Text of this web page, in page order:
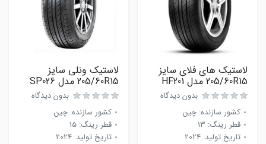
لاستیک های فلای سایز
205/60R15 مدل HF201
بدون دیدگاه
کشور سازنده: چین
قطر رینگ:
13
تاریخ تولید:
2024
لاستیک ونلی سایز
205/60R15 مدل SP026
بدون دیدگاه
کشور سازنده: چین
قطر رینگ:
15
تاریخ تولید:
2024